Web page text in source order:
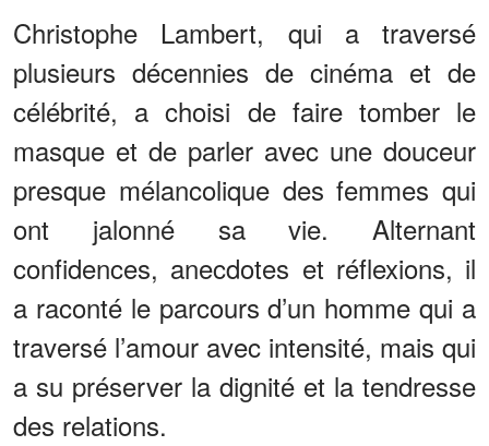
Christophe Lambert, qui a traversé
plusieurs décennies de cinéma et de
célébrité, a choisi de faire tomber le
masque et de parler avec une douceur
presque mélancolique des femmes qui
ont jalonné sa vie. Alternant
confidences, anecdotes et réflexions, il
a raconté le parcours d’un homme qui a
traversé l’amour avec intensité, mais qui
a su préserver la dignité et la tendresse
des relations.